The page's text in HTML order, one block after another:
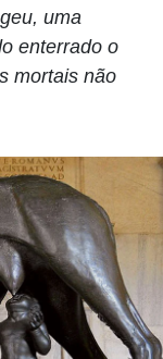
uma
enterrado o
mortais não